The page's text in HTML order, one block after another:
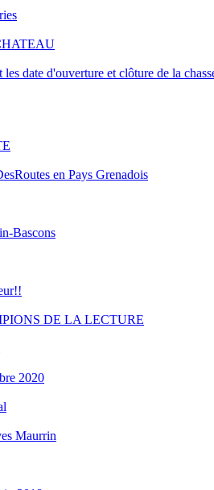
date d'ouverture et clôture de la
en Pays Grenadois
Bascons
DE LA LECTURE
2020
Maurrin